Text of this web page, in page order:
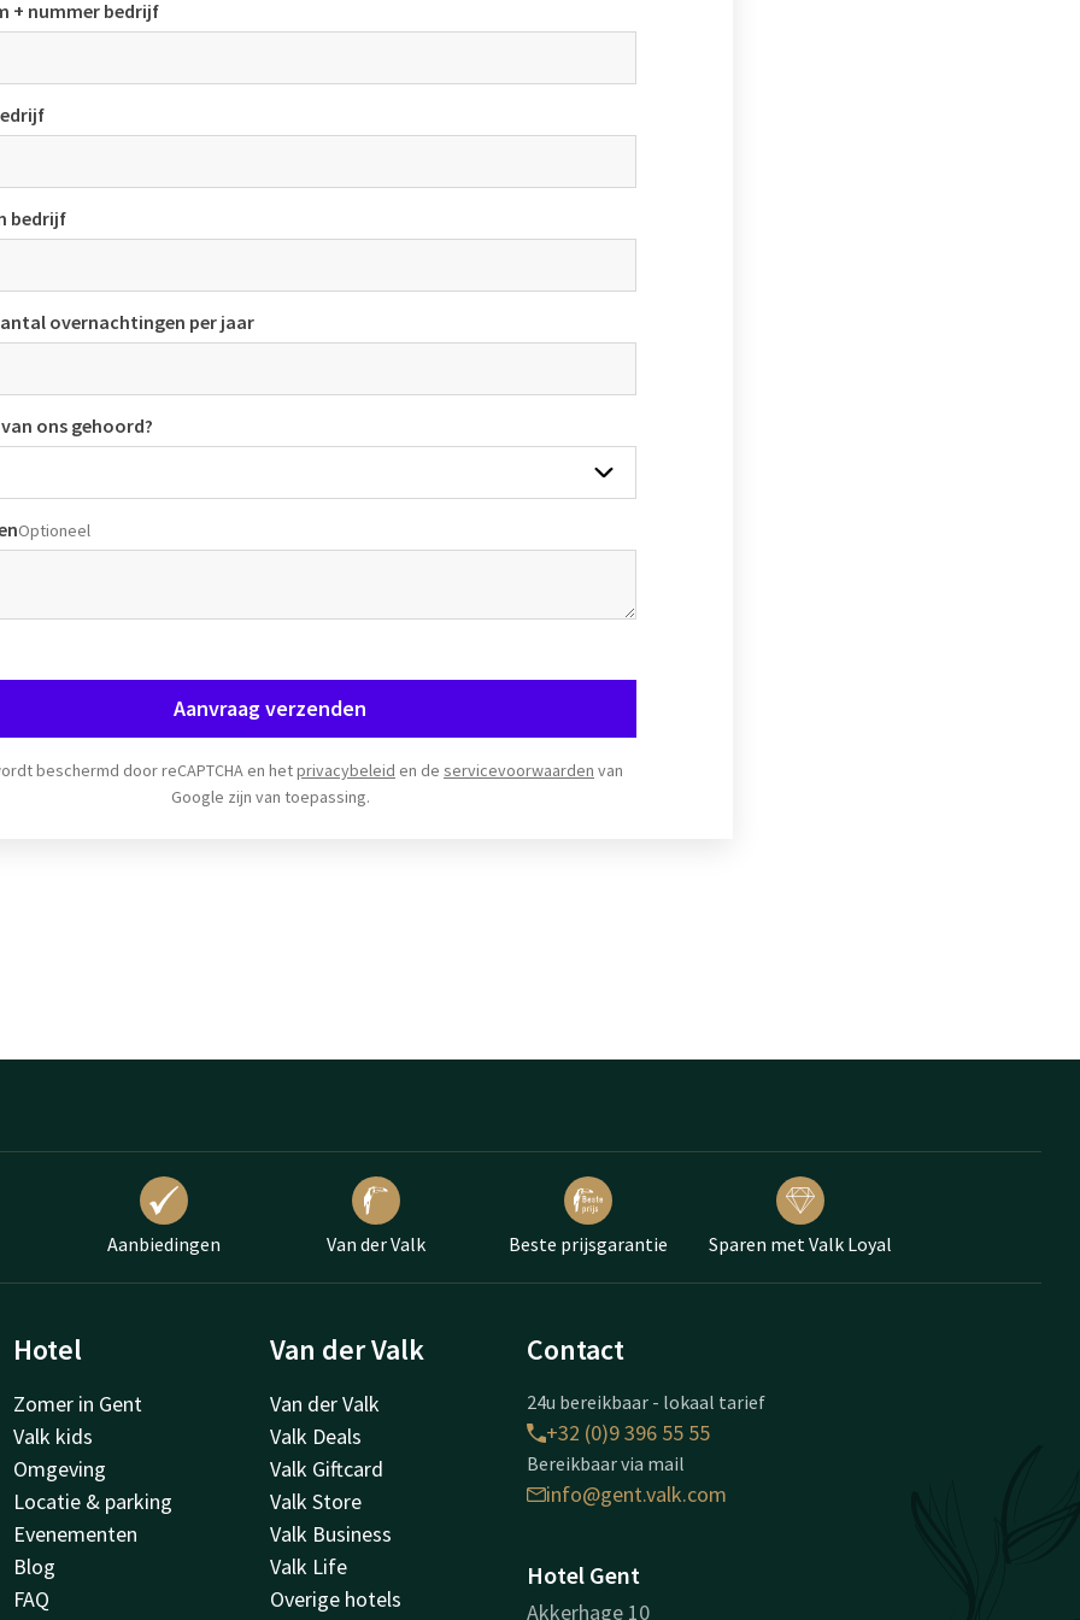
+ nummer bedrijf
bedrijf
overnachtingen per jaar
ons gehoord?
Optioneel
Aanvraag verzenden
beschermd door reCAPTCHA en hetprivacybeleid en de servicevoorwaarden van
Google zijn van toepassing.
Aanbiedingen Van der Valk Beste prijsgarantie Sparen met Valk Loyal
Hotel
Zomer in Gent
Valk kids
Omgeving
Locatie & parking
Evenementen
Blog
FAQ
Van der Valk
Van der Valk
Valk Deals
Valk Giftcard
Valk Store
Valk Business
Valk Life
Overige hotels
Contact
24u bereikbaar - lokaal tarief
+32 (0)9 396 55 55
Bereikbaar via mail
info@gent.valk.com
Hotel Gent
Akkerhage 10